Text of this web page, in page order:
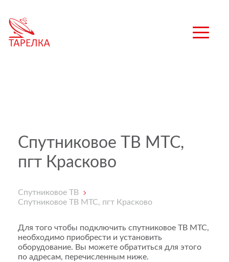
Спутниковое ТВ МТС,
пгт Красково
Спутниковое ТВ
Спутниковое ТВ МТС, пгт Красково
Для того чтобы подключить спутниковое ТВ МТС,
необходимо приобрести и установить
оборудование. Вы можете обратиться для этого
по адресам, перечисленным ниже.